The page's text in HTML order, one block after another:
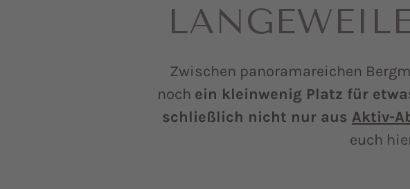
Zwischen panoramareichen
noch ein kleinwenig Platz für
schließlich nicht nur aus Aktiv-
euch